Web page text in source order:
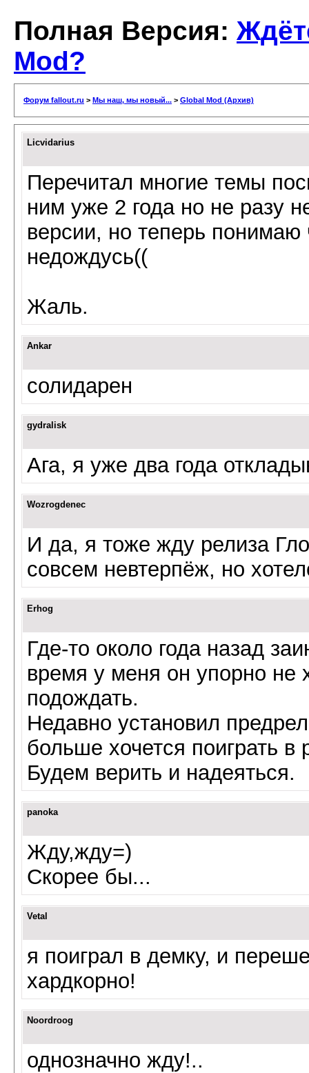
Полная Версия:
Mod?
Форум fallout.ru > Мы наш, мы новый... > Global Mod (Архив)
Licvidarius
Перечитал многие темы
ним уже 2 года но не разу
версии, но теперь
недождусь((
Жаль.
Ankar
солидарен
gydralisk
Ага, я уже два года
Wozrogdenec
И да, я тоже жду релиза
совсем невтерпёж, но
Erhog
Где-то около года назад
время у меня он упорно не
подождать.
Недавно установил
больше хочется поиграть в
Будем верить и надеяться.
panoka
Жду,жду=)
Скорее бы...
Vetal
я поиграл в демку, и
хардкорно!
Noordroog
однозначно жду!..